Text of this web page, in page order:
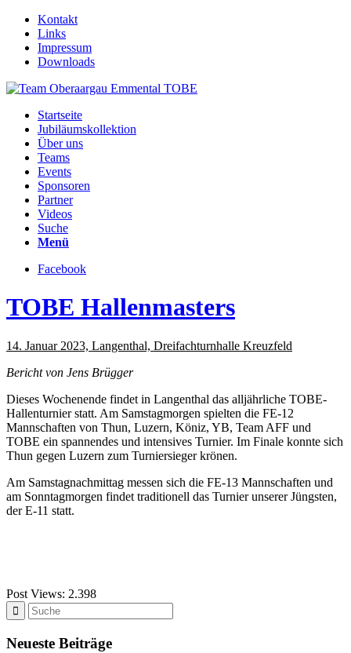
Kontakt
Links
Impressum
Downloads
Startseite
Jubiläumskollektion
Über uns
Teams
Events
Sponsoren
Partner
Videos
Suche
Menü
Facebook
TOBE Hallenmasters
14. Januar 2023, Langenthal, Dreifachturnhalle Kreuzfeld
Bericht von Jens Brügger
Dieses Wochenende findet in Langenthal das alljährliche TOBE-
Hallenturnier statt. Am Samstagmorgen spielten die FE-12
Mannschaften von Thun, Luzern, Köniz, YB, Team AFF und
TOBE ein spannendes und intensives Turnier. Im Finale konnte sich
Thun gegen Luzern zum Turniersieger krönen.
Am Samstagnachmittag messen sich die FE-13 Mannschaften und
am Sonntagmorgen findet traditionell das Turnier unserer Jüngsten,
der E-11 statt.
Post Views: 2.398
Neueste Beiträge